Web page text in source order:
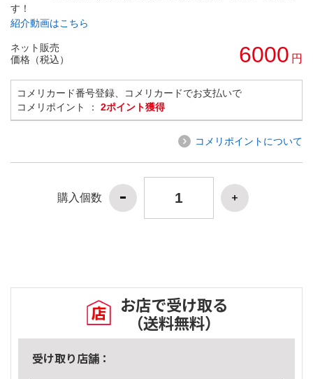
す！
紹介動画はこちら
ネット販売
価格（税込）
6000 円
コメリカード番号登録、コメリカードでお支払いで
コメリポイント ： 2ポイント獲得
コメリポイントについて
購入個数
お店で受け取る
（送料無料）
受け取り店舗：